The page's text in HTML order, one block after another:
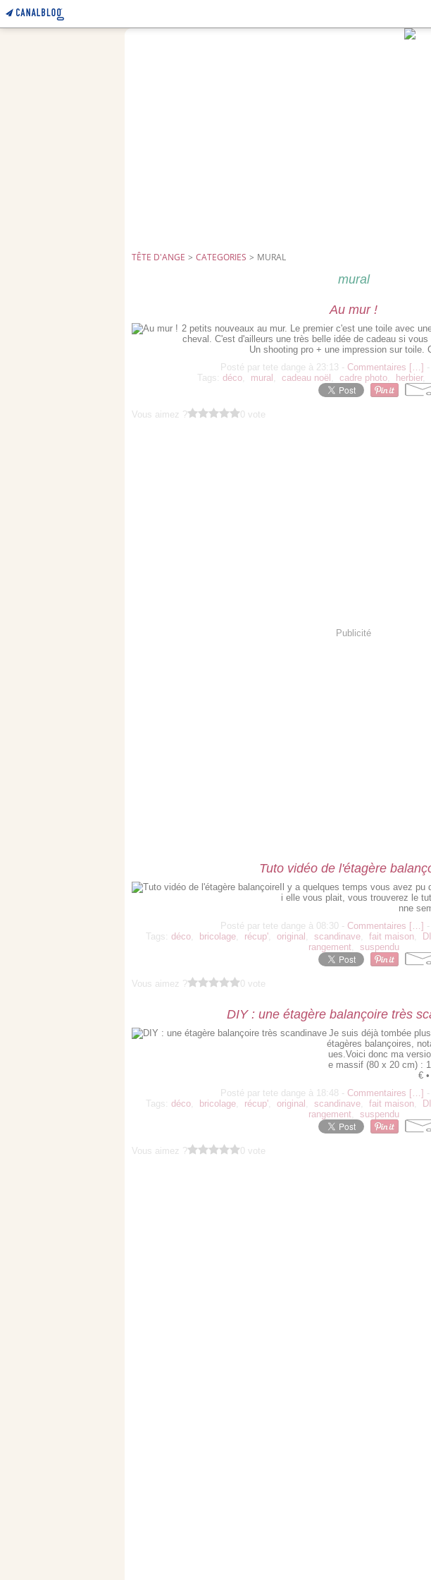
TÊTE D'ANGE > CATEGORIES > MURAL
mural
Au mur !
2 petits nouveaux au mur. Le premier c'est une toile avec
cheval. C'est d'ailleurs une très belle idée de cadeau si
Un shooting pro + une impression sur toile.
Posté par tete dange à 23:13 - Commentaires […]
Tags: déco, mural , cadeau noël , cadre photo, herbier,
Vous aimez ? 0 vote
Publicité
Tuto vidéo de l'étagère
Il y a quelques temps vous avez
i elle vous plait, vous trouverez le
nne
Posté par tete dange à 08:30 - Commentaires […]
Tags: déco, bricolage, récup', original , scandinave, fait maison,
rangement, suspendu
Vous aimez ?
0 vote
DIY : une étagère balançoire très
Je suis déjà tombée
étagères balançoires,
ues.Voici donc ma
e massif (80 x 20 cm) :
€
Posté par tete dange à 18:48 - Commentaires […]
Tags: déco, bricolage, récup', original , scandinave, fait maison,
rangement, suspendu
Vous aimez ? 0 vote